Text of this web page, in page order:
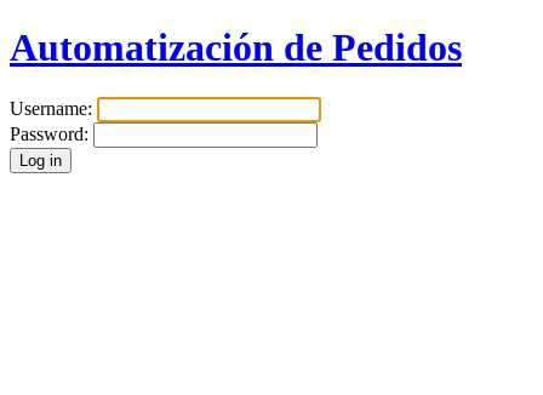
Automatización de Pedidos
Username:
Password: